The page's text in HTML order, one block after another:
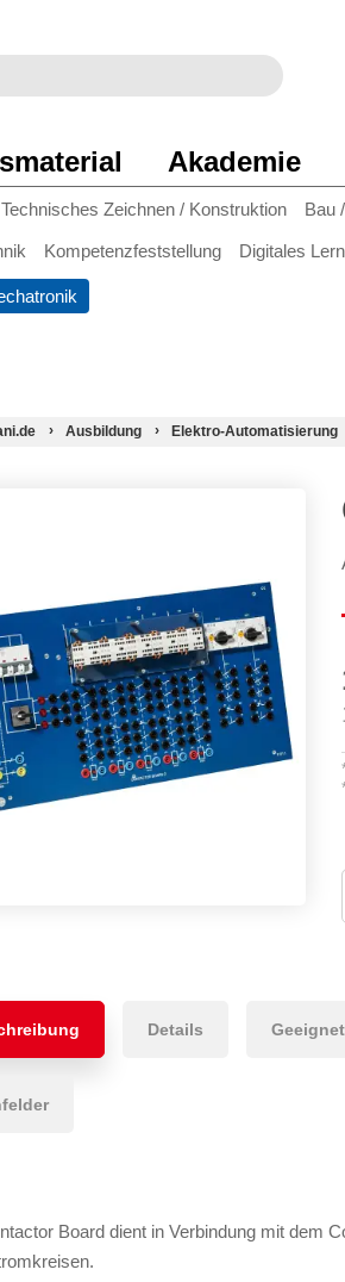
Technisches Zeichnen / Konstruktion Bau
Kompetenzfeststellung Digitales
Akademie
Ausbildung Elektro-Automatisierung
Details
Board dient in Verbindung mit dem